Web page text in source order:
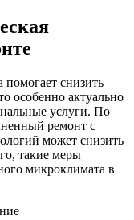
помогает снизить
особенно актуально
услуги. По
ремонт с
может снизить
такие меры
микроклимата в